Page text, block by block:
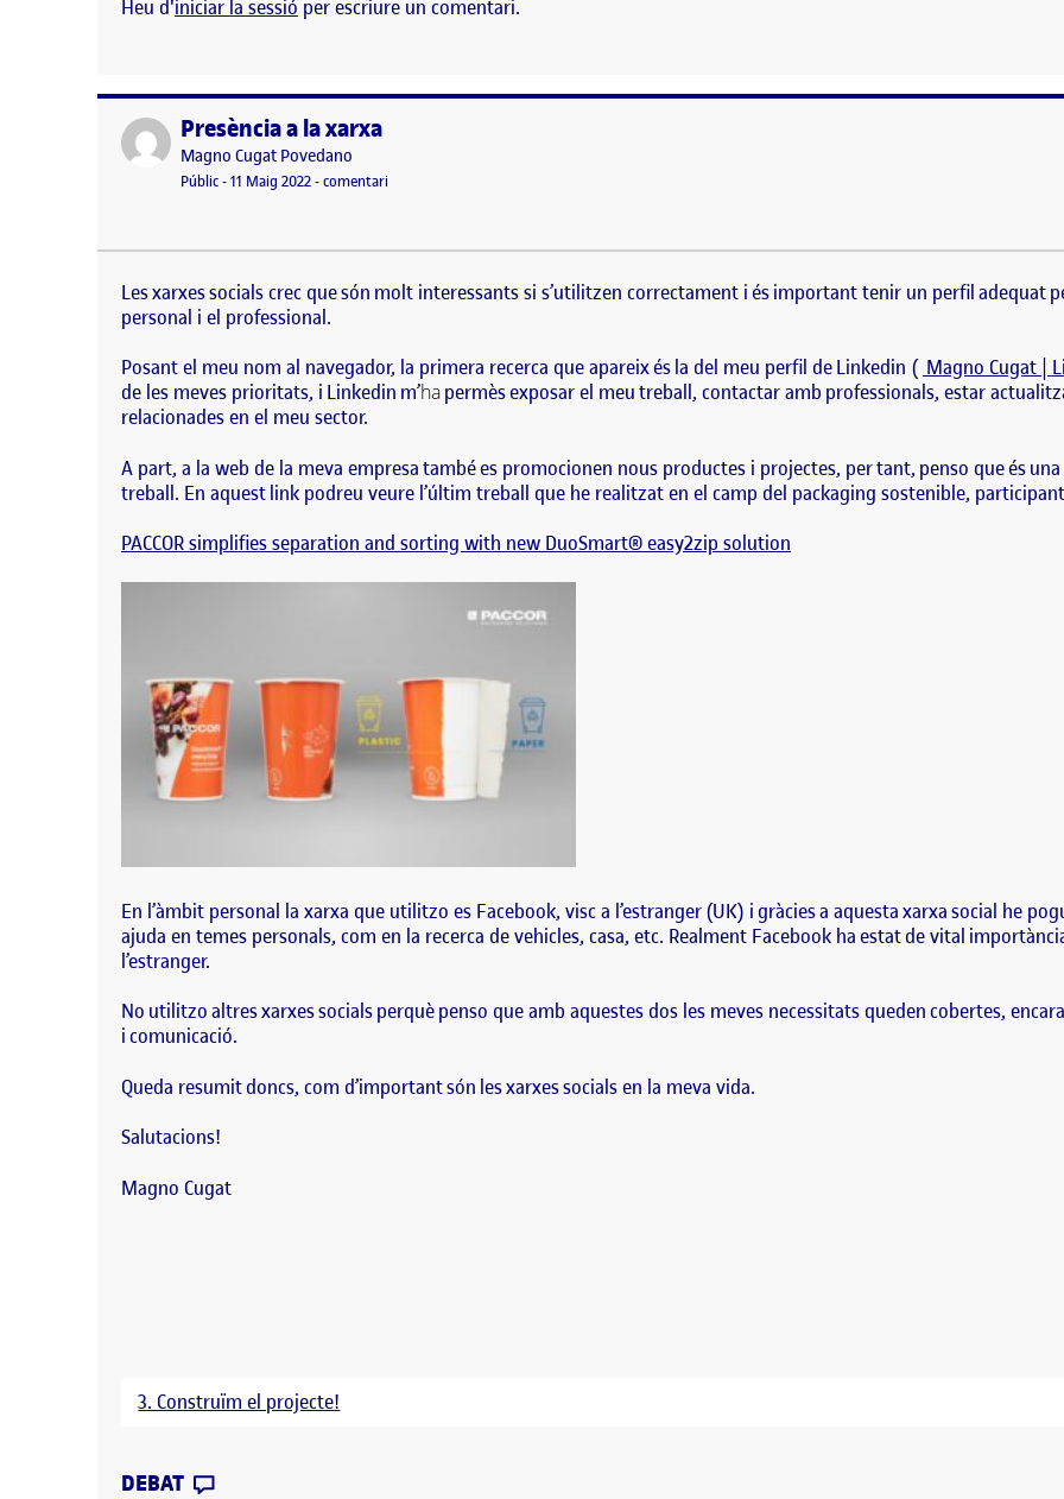
Heu d'iniciar la sessió per escriure un comentari.
Publicat perPresència a la xarxa
Publicat per
Magno Cugat Povedano
Visibilitat:
Públic-Data de publicació
11 Maig 202212 maig, 2022 8:20 am
-comentariel Presència a la xarxa
Les xarxes socials crec que són molt interessants si s’utilitzen correctament i és important tenir un perfil adequat per treure
de…
Les xarxes socials crec que són molt interessants si s’utilitzen correctament i és important tenir un perfil adequat
personal i el professional.
Posant el meu nom al navegador, la primera recerca que apareix és la del meu perfil deLinkedin ( Magno Cugat |
de les meves prioritats, i Linkedin m’hapermès exposar el meu treball, contactar amb professionals, estar
relacionades en el meu sector.
A part, a la web de la meva empresa també es promocionen nous productes i projectes, per tant, penso que és
treball. En aquestlink podreu veure l’últim treball que he realitzat en el camp del packaging sostenible,
PACCOR simplifies separation and sorting with new DuoSmart® easy2zip solution
En l’àmbit personal la xarxa que utilitzo es Facebook, visc a l’estranger (UK) i gràcies a aquesta xarxa social he
ajuda en temes personals, com en la recerca de vehicles, casa, etc. Realment Facebook ha estat de vital
l’estranger.
No utilitzo altres xarxes socials perquè penso que amb aquestes dos les meves necessitats queden cobertes,
i comunicació.
Queda resumit doncs, com d’important són les xarxes socials en la meva vida.
Salutacions!
Magno Cugat
3. Construïm el projecte!
DEBAT